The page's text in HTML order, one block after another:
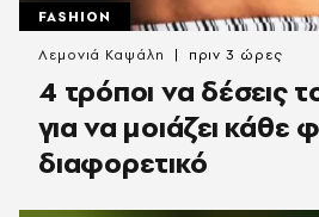
FASHION
4 τρόποι να δέσεις
για να μοιάζει κάθε
διαφορετικό
Λεμονιά Καψάλη πριν 3 ώρες